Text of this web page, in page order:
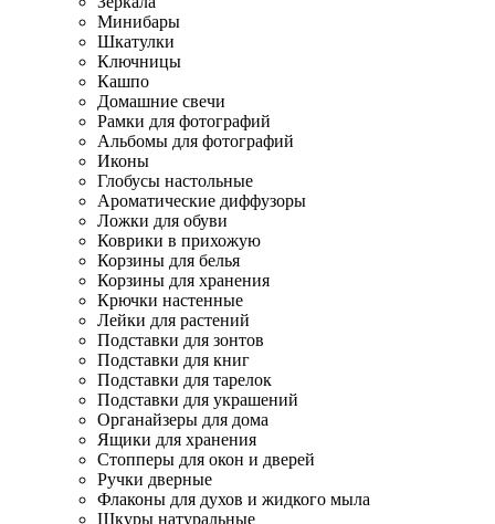
Минибары
Шкатулки
Ключницы
Кашпо
Домашние свечи
Рамки для фотографий
Альбомы для фотографий
Иконы
Глобусы настольные
Ароматические диффузоры
Ложки для обуви
Коврики в прихожую
Корзины для белья
Корзины для хранения
Крючки настенные
Лейки для растений
Подставки для зонтов
Подставки для книг
Подставки для тарелок
Подставки для украшений
Органайзеры для дома
Ящики для хранения
Стопперы для окон и дверей
Ручки дверные
Флаконы для духов и жидкого мыла
Шкуры натуральные